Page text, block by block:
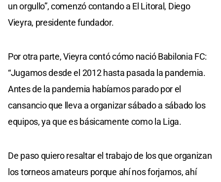
un orgullo”, comenzó contando a El Litoral, Diego
Vieyra, presidente fundador.
Por otra parte, Vieyra contó cómo nació Babilonia FC:
“Jugamos desde el 2012 hasta pasada la pandemia.
Antes de la pandemia habíamos parado por el
cansancio que lleva a organizar sábado a sábado los
equipos, ya que es básicamente como la Liga.
De paso quiero resaltar el trabajo de los que organizan
los torneos amateurs porque ahí nos forjamos, ahí